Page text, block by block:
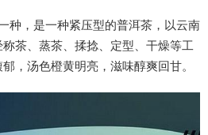
种，是一种紧压型的普洱茶，以云南
茶、蒸茶、揉捻、定型、干燥等工
，汤色橙黄明亮，滋味醇爽回甘。